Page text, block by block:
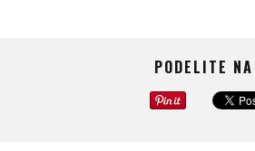
PODELITE NA